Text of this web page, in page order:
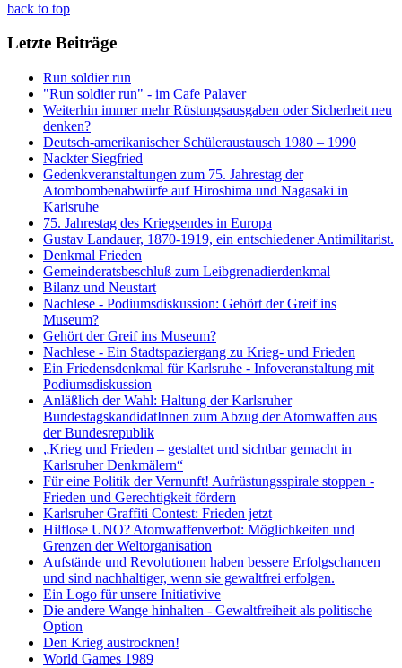
back to top
Letzte Beiträge
Run soldier run
"Run soldier run" - im Cafe Palaver
Weiterhin immer mehr Rüstungsausgaben oder Sicherheit neu
denken?
Deutsch-amerikanischer Schüleraustausch 1980 – 1990
Nackter Siegfried
Gedenkveranstaltungen zum 75. Jahrestag der
Atombombenabwürfe auf Hiroshima und Nagasaki in
Karlsruhe
75. Jahrestag des Kriegsendes in Europa
Gustav Landauer, 1870-1919, ein entschiedener Antimilitarist.
Denkmal Frieden
Gemeinderatsbeschluß zum Leibgrenadierdenkmal
Bilanz und Neustart
Nachlese - Podiumsdiskussion: Gehört der Greif ins
Museum?
Gehört der Greif ins Museum?
Nachlese - Ein Stadtspaziergang zu Krieg- und Frieden
Ein Friedensdenkmal für Karlsruhe - Infoveranstaltung mit
Podiumsdiskussion
Anläßlich der Wahl: Haltung der Karlsruher
BundestagskandidatInnen zum Abzug der Atomwaffen aus
der Bundesrepublik
„Krieg und Frieden – gestaltet und sichtbar gemacht in
Karlsruher Denkmälern“
Für eine Politik der Vernunft! Aufrüstungsspirale stoppen -
Frieden und Gerechtigkeit fördern
Karlsruher Graffiti Contest: Frieden jetzt
Hilflose UNO? Atomwaffenverbot: Möglichkeiten und
Grenzen der Weltorganisation
Aufstände und Revolutionen haben bessere Erfolgschancen
und sind nachhaltiger, wenn sie gewaltfrei erfolgen.
Ein Logo für unsere Initiativive
Die andere Wange hinhalten - Gewaltfreiheit als politische
Option
Den Krieg austrocknen!
World Games 1989